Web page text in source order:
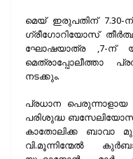
മെയ്‌ ഇരുപതിന് 7.30-
ഗ്രീഗോറിയോസ്
ഘോഷയാത്ര ,7-ന്
മെത്രാപ്പോലീത്താ
നടക്കും.
പ്രധാന
പരിശുദ്ധ
കാതോലിക്ക ബാവാ
വി.മൂന്നിന്മേല്‍